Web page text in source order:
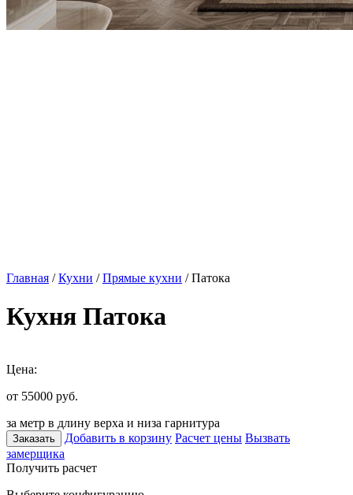
Главная /Кухни /Прямые кухни / Патока
Кухня Патока
Цена:
от 55000 руб.
за метр в длину верха и низа гарнитура
Заказать Добавить в корзину Расчет цены Вызвать
замерщика
Получить расчет